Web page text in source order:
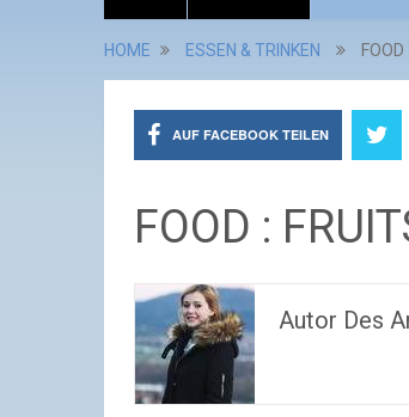
HOME ESSEN & TRINKEN
AUF FACEBOOK TEILEN
FOOD :
Autor Des